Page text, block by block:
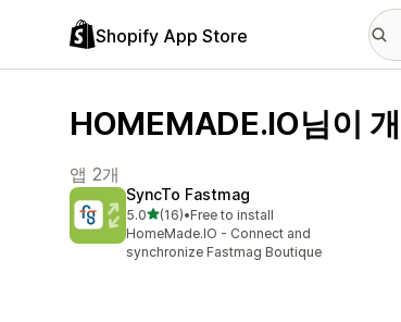
Shopify App Store
HOMEMADE.IO님이
앱 2개
SyncTo Fastmag
5.0별 5개 중
(16)
총 리뷰 16개
•Free to install
HomeMade.IO - Connect and
synchronize Fastmag Boutique